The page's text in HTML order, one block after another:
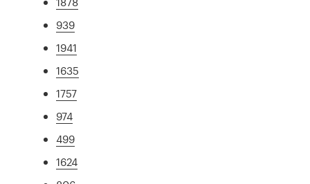
939
1941
1635
1757
974
499
1624